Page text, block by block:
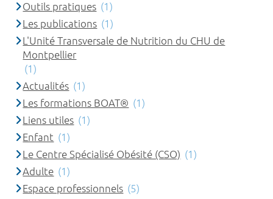
Outils pratiques (1)
Les publications (1)
L'Unité Transversale de Nutrition du CHU de
Montpellier
(1)
Actualités (1)
Les formations BOAT® (1)
Liens utiles (1)
Enfant (1)
Le Centre Spécialisé Obésité (CSO) (1)
Adulte (1)
Espace professionnels (5)